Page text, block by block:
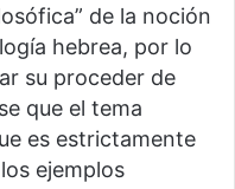
de la noción
hebrea, por lo
su proceder de
que el tema
es estrictamente
ejemplos